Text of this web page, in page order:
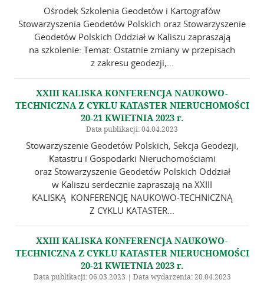
Ośrodek Szkolenia Geodetów i Kartografów
Stowarzyszenia Geodetów Polskich oraz Stowarzyszenie
Geodetów Polskich Oddział w Kaliszu zapraszają
na szkolenie: Temat: Ostatnie zmiany w przepisach
z zakresu geodezji,...
XXIII KALISKA KONFERENCJA NAUKOWO-
TECHNICZNA Z CYKLU KATASTER NIERUCHOMOŚCI
20-21 KWIETNIA 2023 r.
Data publikacji: 04.04.2023
Stowarzyszenie Geodetów Polskich, Sekcja Geodezji,
Katastru i Gospodarki Nieruchomościami
oraz Stowarzyszenie Geodetów Polskich Oddział
w Kaliszu serdecznie zapraszają na XXIII
KALISKĄ KONFERENCJĘ NAUKOWO-TECHNICZNĄ
Z CYKLU KATASTER...
XXIII KALISKA KONFERENCJA NAUKOWO-
TECHNICZNA Z CYKLU KATASTER NIERUCHOMOŚCI
20-21 KWIETNIA 2023 r.
Data publikacji: 06.03.2023 | Data wydarzenia: 20.04.2023